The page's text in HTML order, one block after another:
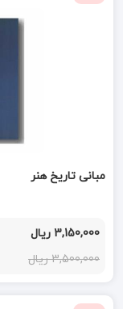
مبانی تاریخ هنر
3,150,000 ریال
3,500,000 ریال